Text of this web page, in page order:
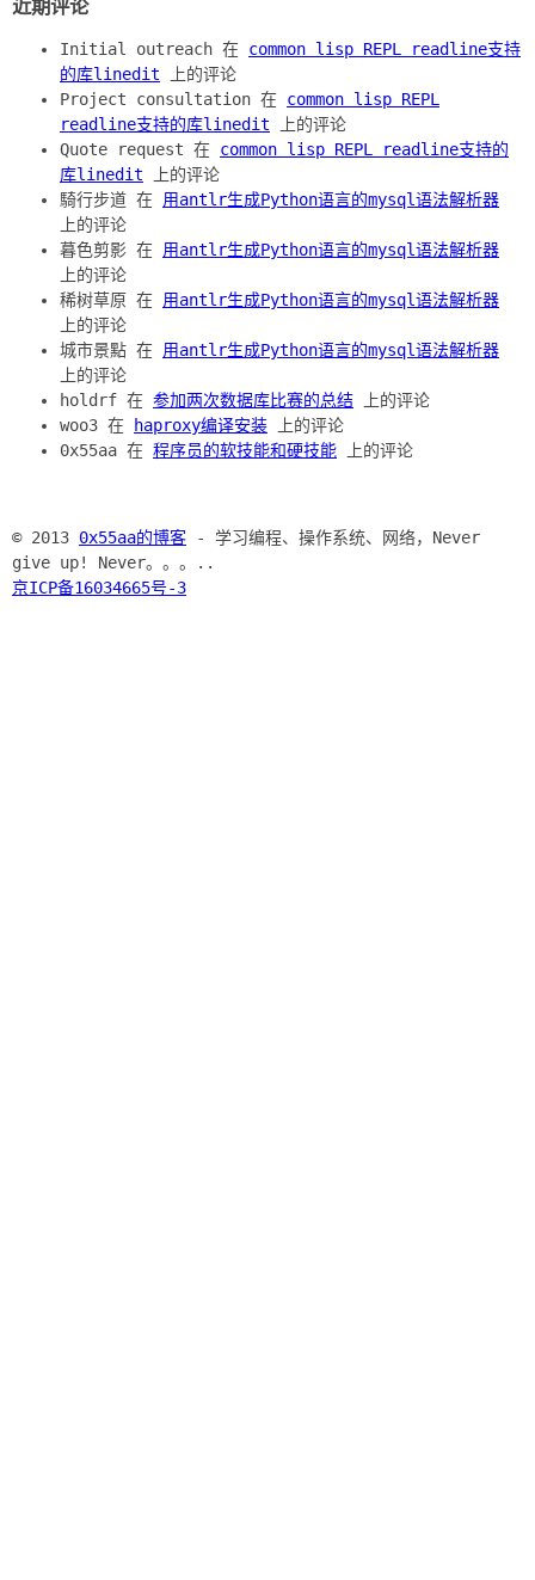
近期评论
Initial outreach 在 common lisp REPL readline支持
的库linedit 上的评论
Project consultation 在 common lisp REPL
readline支持的库linedit 上的评论
Quote request 在 common lisp REPL readline支持的
库linedit 上的评论
騎行步道 在 用antlr生成Python语言的mysql语法解析器
上的评论
暮色剪影 在 用antlr生成Python语言的mysql语法解析器
上的评论
稀树草原 在 用antlr生成Python语言的mysql语法解析器
上的评论
城市景點 在 用antlr生成Python语言的mysql语法解析器
上的评论
holdrf 在 参加两次数据库比赛的总结 上的评论
woo3 在
haproxy编译安装 上的评论
0x55aa 在 程序员的软技能和硬技能 上的评论
© 2013 0x55aa的博客 - 学习编程、操作系统、网络，Never
give up! Never。。。..
京ICP备16034665号-3